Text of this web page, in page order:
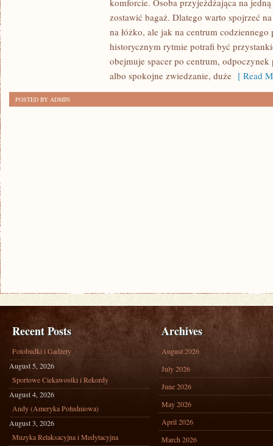
komforcie. Osoba przyjeżdżająca na
zostawić bagaż. Dlatego warto spojrzeć
na łóżko, ale jak na centrum
historycznym rytmie potrafi być
obejmuje spacer po centrum,
albo spokojne zwiedzanie, duże [ Read
POSTED BY ADMIN
Recent Posts
Fotobudki i Gadżety
August 5, 2026
Sportowe Ciekawostki i Rekordy
August 4, 2026
Andy (Ameryka Południowa)
August 3, 2026
Muzyka Relaksacyjna i Medytacyjna
Archives
August 2026
July 2026
June 2026
May 2026
April 2026
March 2026